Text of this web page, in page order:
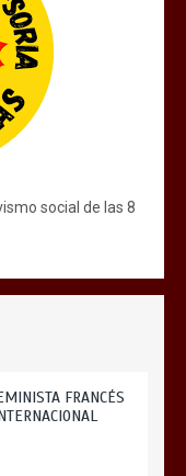
social de las 8
FRANCÉS